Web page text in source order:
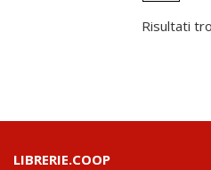
Risultati
LIBRERIE.COOP